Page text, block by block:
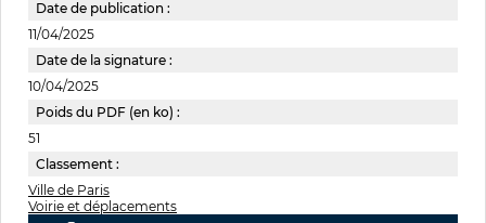
Date de publication :
11/04/2025
Date de la signature :
10/04/2025
Poids du PDF (en ko) :
51
Classement :
Ville de Paris
Voirie et déplacements